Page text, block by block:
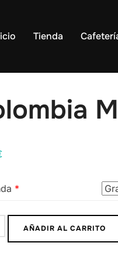
Tienda
*
AÑADIR AL CARRITO